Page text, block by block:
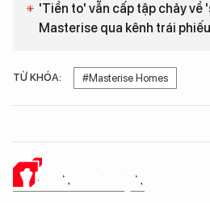
'Tiền to' vẫn cấp tập chảy về
Masterise qua kênh trái phiếu
TỪ KHÓA: #Masterise Homes
Ý KIẾN CỦA BẠN